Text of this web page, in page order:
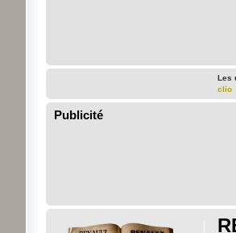
Les
clio
Publicité